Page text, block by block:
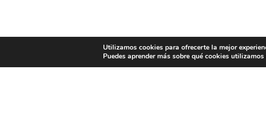
Utilizamos cookies para ofrecerte la mejor
Puedes aprender más sobre qué cookies